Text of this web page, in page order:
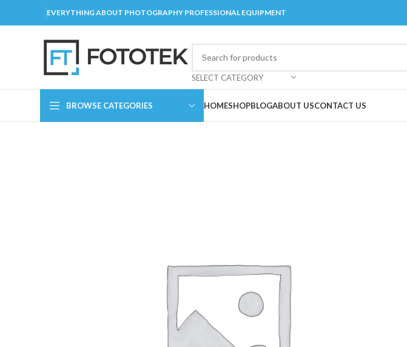
EVERYTHING ABOUT PHOTOGRAPHY PROFESSIONAL EQUIPMENT
SELECT CATEGORY
BROWSE CATEGORIES HOMESHOPBLOGABOUT USCONTACT US